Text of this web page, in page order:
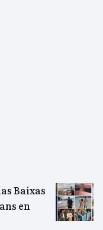
Baixas
en